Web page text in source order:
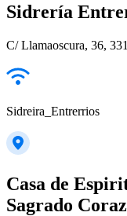
Sidrería
C/ Llamaoscura, 36,
Sidreira_Entrerrios
Casa de
Sagrado